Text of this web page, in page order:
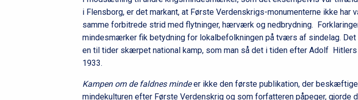
i Flensborg, er det markant, at Første Verdenskrigs-monumenterne ikke har
samme forbitrede strid med flytninger, hærværk og nedbrydning.
mindesmærker fik betydning for lokalbefolkningen på tværs af sindelag.
en til tider skærpet national kamp, som man så det i tiden efter Adolf
1933.
Kampen om de faldnes mindeer ikke den første publikation, der
mindekulturen efter Første Verdenskrig og som forfatteren påpeger, gjorde